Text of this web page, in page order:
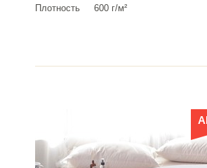
Плотность
600 г/м²